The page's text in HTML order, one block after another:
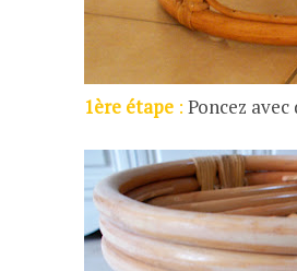
1ère étape : Poncez